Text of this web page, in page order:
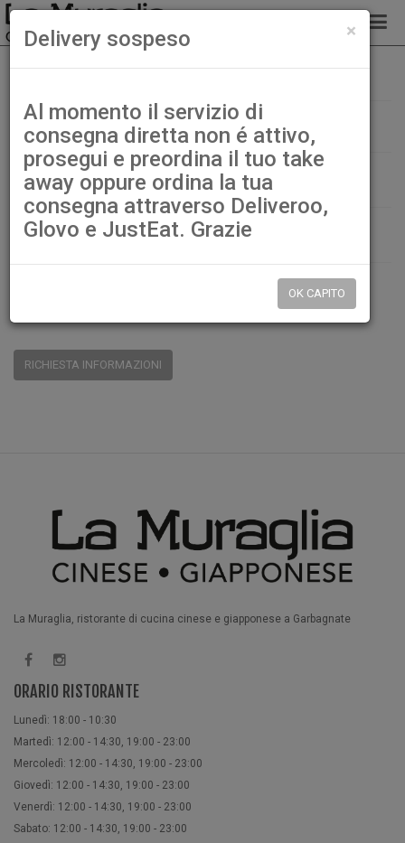
103. Tempura misto
€ 8,00
DISP.:9999pz. QTÀ:
RICHIESTA INFORMAZIONI
La Muraglia, ristorante di cucina cinese e giapponese a Garbagnate
ORARIO RISTORANTE
Lunedì: 18:00 - 10:30
Martedì: 12:00 - 14:30, 19:00 - 23:00
Mercoledì: 12:00 - 14:30, 19:00 - 23:00
Giovedì: 12:00 - 14:30, 19:00 - 23:00
Venerdì: 12:00 - 14:30, 19:00 - 23:00
Sabato: 12:00 - 14:30, 19:00 - 23:00
×
Delivery sospeso
Al momento il servizio di
consegna diretta non é attivo,
prosegui e preordina il tuo take
away oppure ordina la tua
consegna attraverso Deliveroo,
Glovo e JustEat. Grazie
OK CAPITO